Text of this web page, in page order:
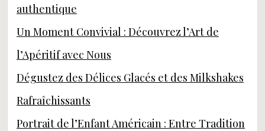
authentique
Un Moment Convivial : Découvrez l’Art de
l’Apéritif avec Nous
Dégustez des Délices Glacés et des Milkshakes
Rafraîchissants
Portrait de l’Enfant Américain : Entre Tradition